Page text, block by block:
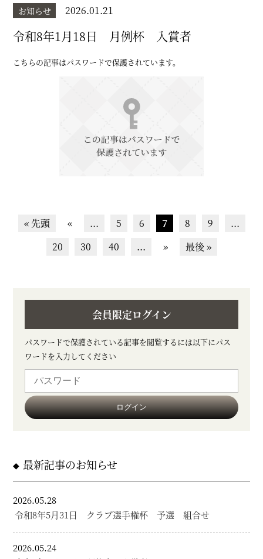
お知らせ 2026.01.21
令和8年1月18日 月例杯 入賞者
こちらの記事はパスワードで保護されています。
« 先頭 « ... 5 6 7 8 9
...
20
30 40 ... » 最後 »
会員限定ログイン
パスワードで保護されている記事を閲覧するには以下にパス
ワードを入力してください
最新記事のお知らせ
2026.05.28
令和8年5月31日 クラブ選手権杯 予選 組合せ
2026.05.24